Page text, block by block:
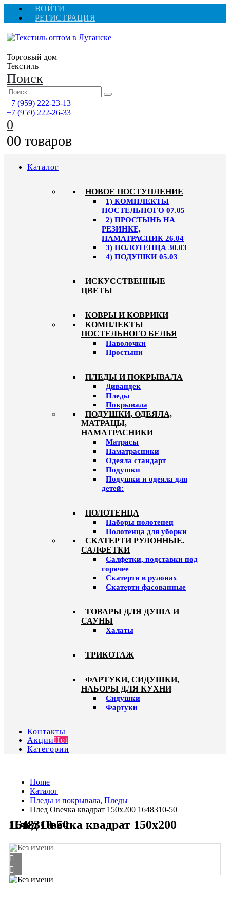
ВОЙТИ
РЕГИСТРАЦИЯ
Торговый дом
Текстиль
Поиск
+7 (959) 222-23-13
+7 (959) 222-26-33
0
00 товаров
Каталог
HОВОЕ ПОСТУПЛЕНИЕ
1) КОМПЛЕКТЫ
ПОСТЕЛЬНОГО 07.05
2) ПРОСТЫНЬ НА
РЕЗИНКЕ,
НАМАТРАСНИК 26.04
3) ПОЛОТЕНЦА 30.03
4) ПОДУШКИ 05.03
ИСКУССТВЕННЫЕ
ЦВЕТЫ
КОВРЫ И КОВРИКИ
КОМПЛЕКТЫ
ПОСТЕЛЬНОГО БЕЛЬЯ
Наволочки
Простыни
ПЛЕДЫ И ПОКРЫВАЛА
Дивандек
Пледы
Покрывала
ПОДУШКИ, ОДЕЯЛА,
МАТРАЦЫ,
НАМАТРАСНИКИ
Матрасы
Наматрасники
Одеяла стандарт
Подушки
Подушки и одеяла для
детей:
ПОЛОТЕНЦА
Наборы полотенец
Полотенца для уборки
СКАТЕРТИ РУЛОННЫЕ.
САЛФЕТКИ
Салфетки, подставки под
горячее
Скатерти в рулонах
Скатерти фасованные
ТОВАРЫ ДЛЯ ДУША И
САУНЫ
Халаты
ТРИКОТАЖ
ФАРТУКИ, СИДУШКИ,
НАБОРЫ ДЛЯ КУХНИ
Сидушки
Фартуки
Контакты
АкцииHot
Категории
Home
Каталог
Пледы и покрывала, Пледы
Плед Овечка квадрат 150х200 1648310-50
Плед Овечка квадрат 150х200 1648310-50